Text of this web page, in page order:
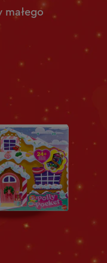
małego